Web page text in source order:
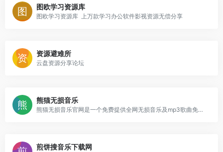
图欧学习资源库
图欧学习资源库 上万款学习办公软件影视资源无偿分享
资源避难所
云盘资源分享论坛
熊猫无损音乐
熊猫无损音乐官网是一个免费提供全网无损音乐及mp3歌曲免费下载网站,为广大音乐爱好者提供音乐交流及资源分享平台。
煎饼搜音乐下载网